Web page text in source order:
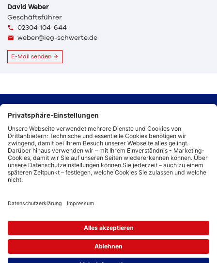
David Weber
Geschäftsführer
02304 104-644
weber@ieg-schwerte.de
E-Mail senden
Kontaktdaten
Immobilien Entwicklungsgesellschaft Schwerte mbH
Postfach 1431
58209 Schwerte
info@ieg-schwerte.de